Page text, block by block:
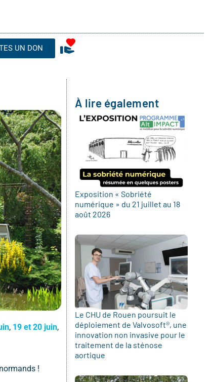
UN DON
, 19 et 20 juin,
!
À lire également
Exposition « Sobriété
numérique » du 21 juillet au 18
août 2026
Le CHU de Rouen poursuit le
déploiement de Valvosoft®, une
innovation non invasive pour le
traitement de la sténose
aortique